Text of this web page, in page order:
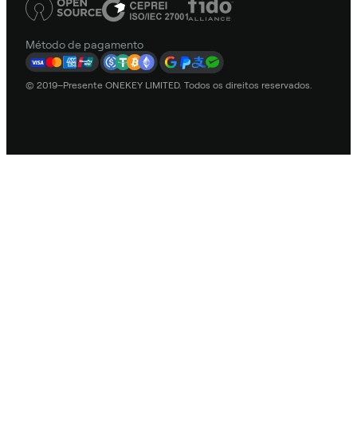
Método de pagamento
© 2019–Presente ONEKEY LIMITED. Todos os direitos reservados.